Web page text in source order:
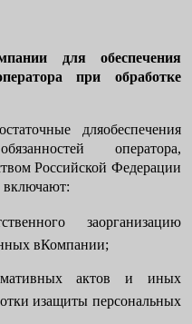
для обеспечения
при обработке
дляобеспечения
оператора,
Российской Федерации
включают:
заорганизацию
вКомпании;
актов и иных
изащиты персональных